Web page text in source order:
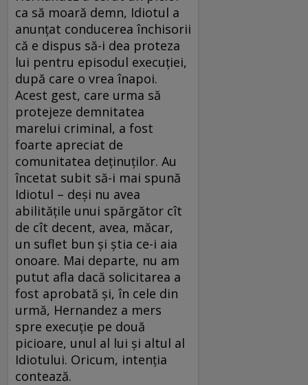
ca să moară demn, Idiotul a
anunţat conducerea închisorii
că e dispus să-i dea proteza
lui pentru episodul execuţiei,
după care o vrea înapoi.
Acest gest, care urma să
protejeze demnitatea
marelui criminal, a fost
foarte apreciat de
comunitatea deţinuţilor. Au
încetat subit să-i mai spună
Idiotul – deşi nu avea
abilităţile unui spărgător cît
de cît decent, avea, măcar,
un suflet bun şi ştia ce-i aia
onoare. Mai departe, nu am
putut afla dacă solicitarea a
fost aprobată şi, în cele din
urmă, Hernandez a mers
spre execuţie pe două
picioare, unul al lui şi altul al
Idiotului. Oricum, intenţia
contează.